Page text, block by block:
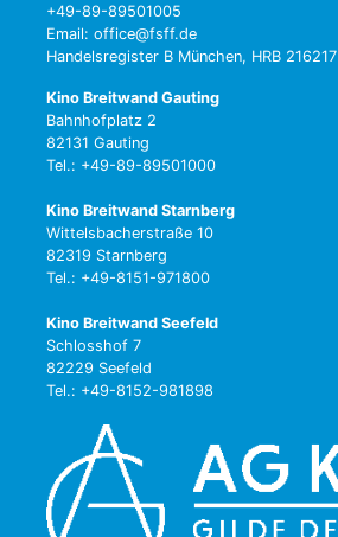
+49-89-89501005
Email: office@fsff.de
Handelsregister B München, HRB 216217
Kino Breitwand Gauting
Bahnhofplatz 2
82131 Gauting
Tel.: +49-89-89501000
Kino Breitwand Starnberg
Wittelsbacherstraße 10
82319 Starnberg
Tel.: +49-8151-971800
Kino Breitwand Seefeld
Schlosshof 7
82229 Seefeld
Tel.: +49-8152-981898